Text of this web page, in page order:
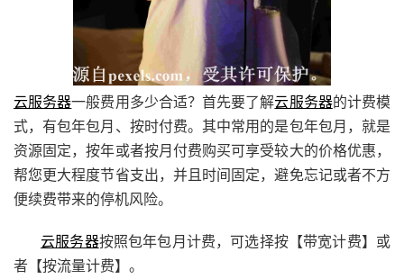
云服务器一般费用多少合适？首先要了解云服务器的计费模
式，有包年包月、按时付费。其中常用的是包年包月，就是
资源固定，按年或者按月付费购买可享受较大的价格优惠，
帮您更大程度节省支出，并且时间固定，避免忘记或者不方
便续费带来的停机风险。
云服务器按照包年包月计费，可选择按【带宽计费】或
者【按流量计费】。